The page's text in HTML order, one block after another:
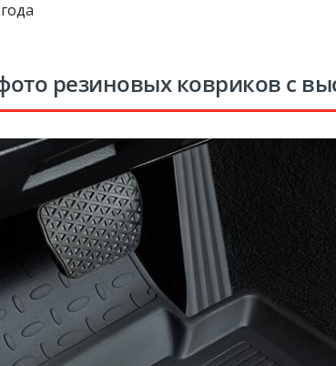
резиновых ковриков с